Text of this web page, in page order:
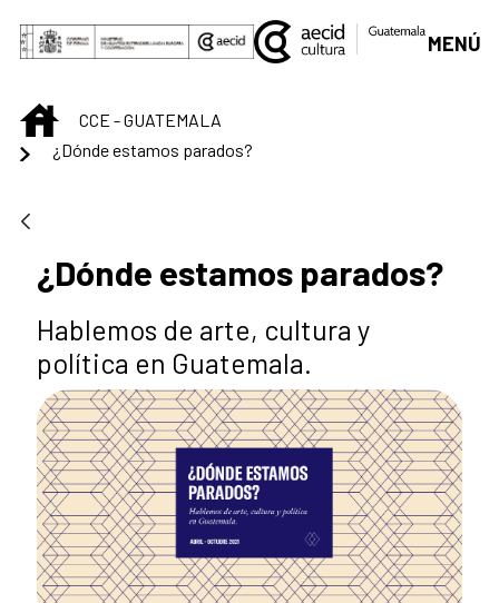
Saltar al contenido principal
MENÚ
INICIOCCE - GUATEMALA
¿Dónde estamos parados?
¿Dónde estamos parados?
Hablemos de arte, cultura y
política en Guatemala.